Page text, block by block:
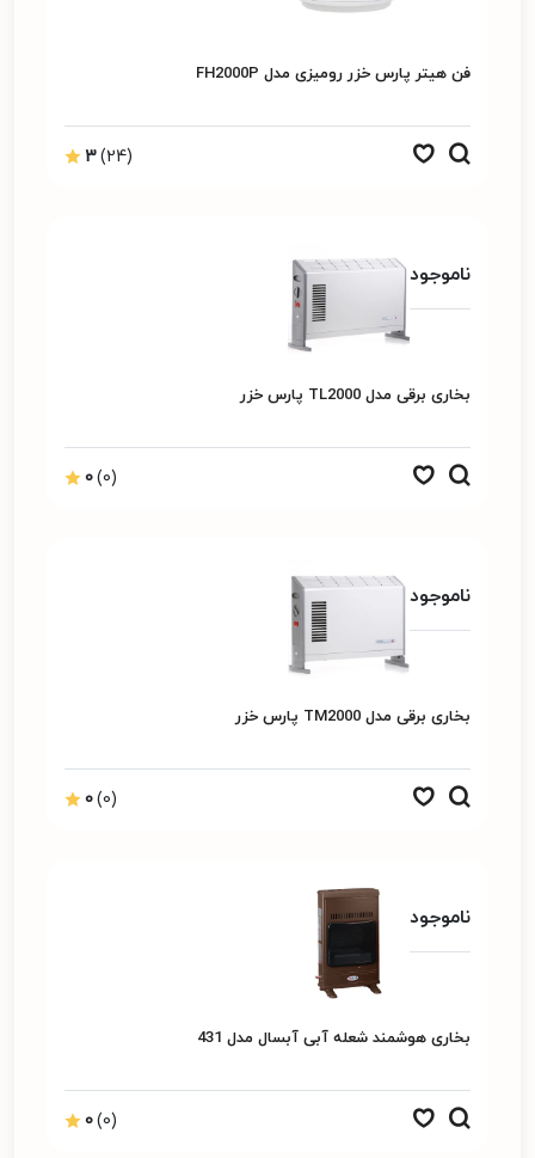
فن هیتر پارس خزر رومیزی مدل FH2000P
3(24)
ناموجود
بخاری برقی مدل TL2000 پارس خزر
0(0)
ناموجود
بخاری برقی مدل TM2000 پارس خزر
0(0)
ناموجود
بخاری هوشمند شعله آبی آبسال مدل 431
0(0)